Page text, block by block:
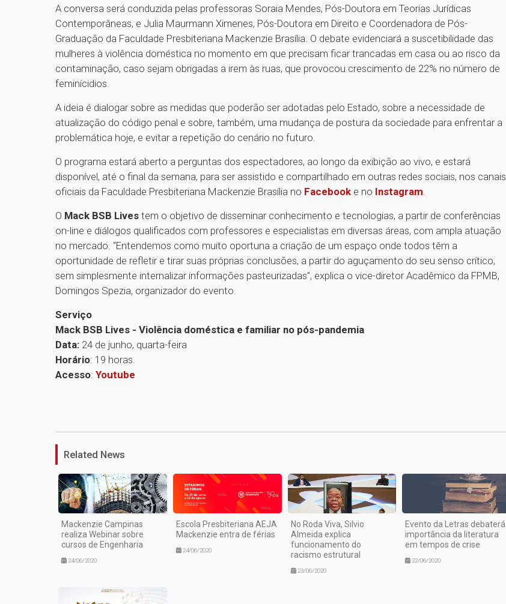
A conversa será conduzida pelas professoras Soraia Mendes, Pós-Doutora em Teorias Jurídicas
Contemporâneas, e Julia Maurmann Ximenes, Pós-Doutora em Direito e Coordenadora de Pós-
Graduação da Faculdade Presbiteriana Mackenzie Brasília. O debate evidenciará a suscetibilidade das
mulheres à violência doméstica no momento em que precisam ficar trancadas em casa ou ao risco da
contaminação, caso sejam obrigadas a irem às ruas, que provocou crescimento de 22% no número de
feminícidios.
A ideia é dialogar sobre as medidas que poderão ser adotadas pelo Estado, sobre a necessidade de
atualização do código penal e sobre, também, uma mudança de postura da sociedade para enfrentar a
problemática hoje, e evitar a repetição do cenário no futuro.
O programa estará aberto a perguntas dos espectadores, ao longo da exibição ao vivo, e estará
disponível, até o final da semana, para ser assistido e compartilhado em outras redes sociais, nos canais
oficiais da Faculdade Presbiteriana Mackenzie Brasília no Facebook e no Instagram.
O Mack BSB Lives tem o objetivo de disseminar conhecimento e tecnologias, a partir de conferências
on-line e diálogos qualificados com professores e especialistas em diversas áreas, com ampla atuação
no mercado. “Entendemos como muito oportuna a criação de um espaço onde todos têm a
oportunidade de refletir e tirar suas próprias conclusões, a partir do aguçamento do seu senso crítico,
sem simplesmente internalizar informações pasteurizadas”, explica o vice-diretor Acadêmico da FPMB,
Domingos Spezia, organizador do evento.
Serviço
Mack BSB Lives - Violência doméstica e familiar no pós-pandemia
Data: 24 de junho, quarta-feira
Horário: 19 horas.
Acesso: Youtube
Related News
Mackenzie Campinas
realiza Webinar sobre
cursos de Engenharia
24/06/2020
Escola Presbiteriana AEJA
Mackenzie entra de férias
24/06/2020
No Roda Viva, Silvio
Almeida explica
funcionamento do
racismo estrutural
23/06/2020
Evento da Letras debaterá
importância da literatura
em tempos de crise
22/06/2020